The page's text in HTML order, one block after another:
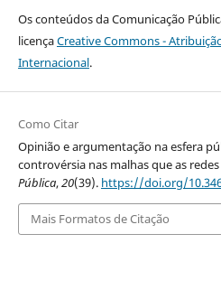
Os conteúdos da Comunicação
licençaCreative Commons -
Internacional.
Como Citar
Opinião e argumentação na esfera
controvérsia nas malhas que as
Pública,20(39). https://doi.org/
Mais Formatos de Citação